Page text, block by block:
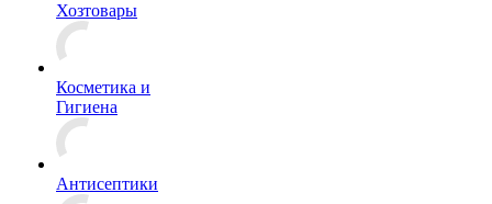
Хозтовары
Косметика и
Гигиена
Антисептики